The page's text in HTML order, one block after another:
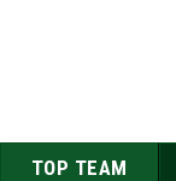
TOP TEAM